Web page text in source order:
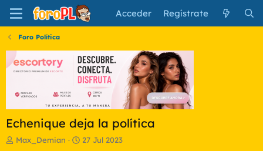
Acceder Regístrate
Foro Política
Echenique deja la política
IMax_Demian
F
27 Jul 2023